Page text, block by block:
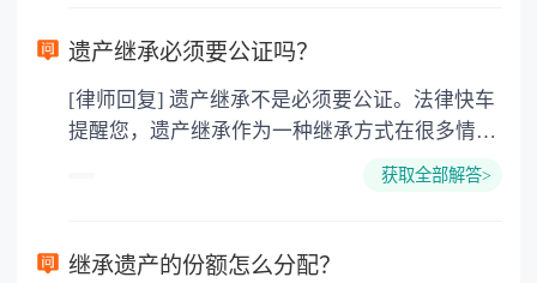
要缴纳公证费，具体如下： 1. 公证费：按房
3. 印花税：按房屋评估价的0.05%缴纳 4. 土
地增值税：按房价1%缴纳 5. 房屋产权登记费：
遗产继承必须要公证吗？
[律师回复] 遗产继承不是必须要公证。法律快车
提醒您，遗产继承作为一种继承方式在很多情况
下都是不需要公证的，当然，如果需要公正的也
以防对财产继承发生纠纷，可以对遗产继承进行
获取全部解答>
继承遗产的份额怎么分配？